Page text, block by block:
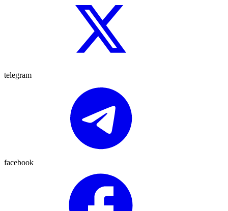
telegram
facebook